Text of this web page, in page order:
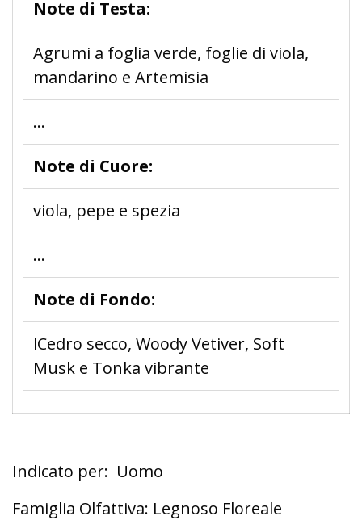
Note di Testa:
Agrumi a foglia verde, foglie di viola,
mandarino e Artemisia
...
Note di Cuore:
viola, pepe e spezia
...
Note di Fondo:
lCedro secco, Woody Vetiver, Soft
Musk e Tonka vibrante
Indicato per: Uomo
Famiglia Olfattiva: Legnoso Floreale